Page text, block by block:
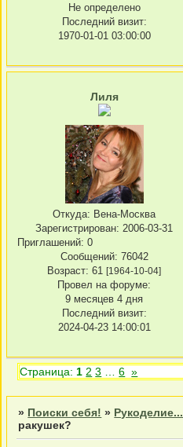
Не определено
Последний визит:
1970-01-01 03:00:00
Лиля
Откуда: Вена-Москва
Зарегистрирован: 2006-03-31
Приглашений: 0
Сообщений: 76042
Возраст: 61 [1964-10-04]
Провел на форуме:
9 месяцев 4 дня
Последний визит:
2024-04-23 14:00:01
Страница:1 2 3 … 6 »
» Поиски себя! » Рукоделие...
ракушек?